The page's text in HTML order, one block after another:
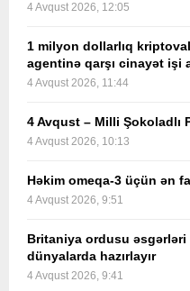
4 Avqust 2026, 12:05
1 milyon dollarlıq
agentinə qarşı cinayət işi
4 Avqust 2026, 11:44
4 Avqust – Milli Şokoladlı
4 Avqust 2026, 10:13
Həkim omeqa-3 üçün ən
4 Avqust 2026, 9:51
Britaniya ordusu
dünyalarda hazırlayır
4 Avqust 2026, 9:41